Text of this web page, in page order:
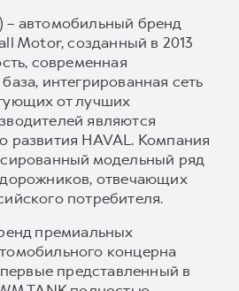
автомобильный бренд
Motor, созданный в 2013
современная
интегрированная сеть
от лучших
являются
развития HAVAL. Компания
модельный ряд
отвечающих
потребителя.
премиальных
концерна
представленный в